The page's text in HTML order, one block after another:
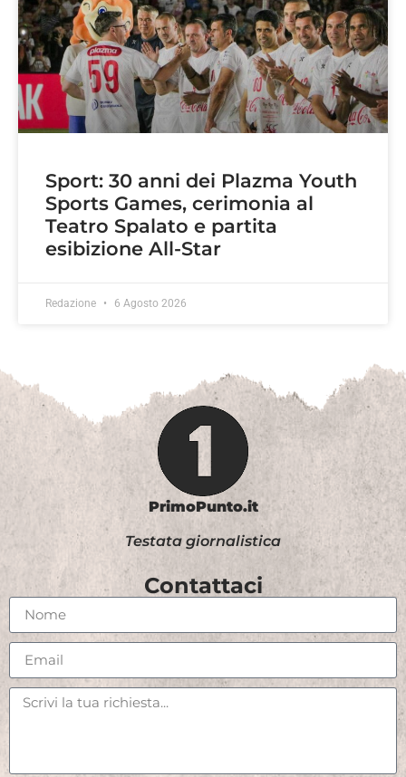
Sport: 30 anni dei Plazma Youth
Sports Games, cerimonia al
Teatro Spalato e partita
esibizione All-Star
Redazione 6 Agosto 2026
PrimoPunto.it
Testata giornalistica
Contattaci